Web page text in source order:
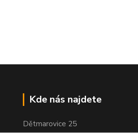
Kde nás najdete
Dětmarovice 25